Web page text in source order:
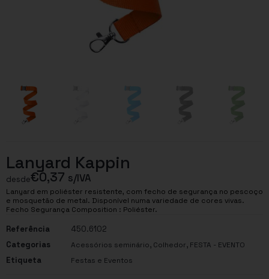
Lanyard Kappin
desde€0,37 s/IVA
Lanyard em poliéster resistente, com fecho de segurança no pescoço
e mosquetão de metal. Disponível numa variedade de cores vivas.
Fecho Segurança Composition : Poliéster.
Referência
450.6102
Categorias
Acessórios seminário, Colhedor, FESTA - EVENTO
Etiqueta Festas e Eventos